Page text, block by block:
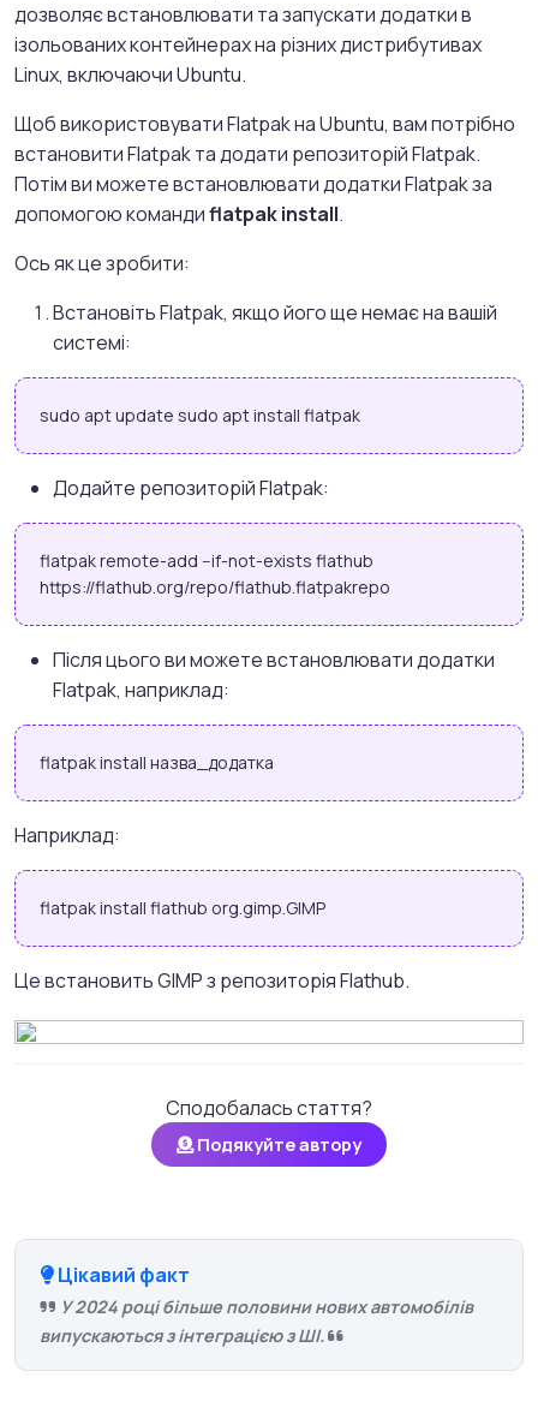
дозволяє встановлювати та запускати додатки в
ізольованих контейнерах на різних дистрибутивах
Linux, включаючи Ubuntu.
Щоб використовувати Flatpak на Ubuntu, вам потрібно
встановити Flatpak та додати репозиторій Flatpak.
Потім ви можете встановлювати додатки Flatpak за
допомогою командиflatpak install.
Ось як це зробити:
Встановіть Flatpak, якщо його ще немає на вашій
системі:
sudo apt update sudo apt install flatpak
Додайте репозиторій Flatpak:
flatpak remote-add --if-not-exists flathub
https://flathub.org/repo/flathub.flatpakrepo
Після цього ви можете встановлювати додатки
Flatpak, наприклад:
flatpak install назва_додатка
Наприклад:
flatpak install flathub org.gimp.GIMP
Це встановить GIMP з репозиторія Flathub.
Сподобалась стаття?
Подякуйте автору
Цікавий факт
У 2024 році більше половини нових автомобілів
випускаються з інтеграцією з ШІ.